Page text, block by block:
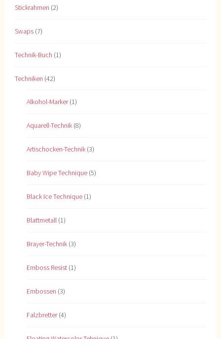
Stickrahmen (2)
Swaps (7)
Technik-Buch (1)
Techniken (42)
Alkohol-Marker(1)
Aquarell-Technik (8)
Artischocken-Technik (3)
Baby Wipe Technique (5)
Black Ice Technique (1)
Blattmetall (1)
Brayer-Technik (3)
Emboss Resist (1)
Embossen (3)
Falzbretter(4)